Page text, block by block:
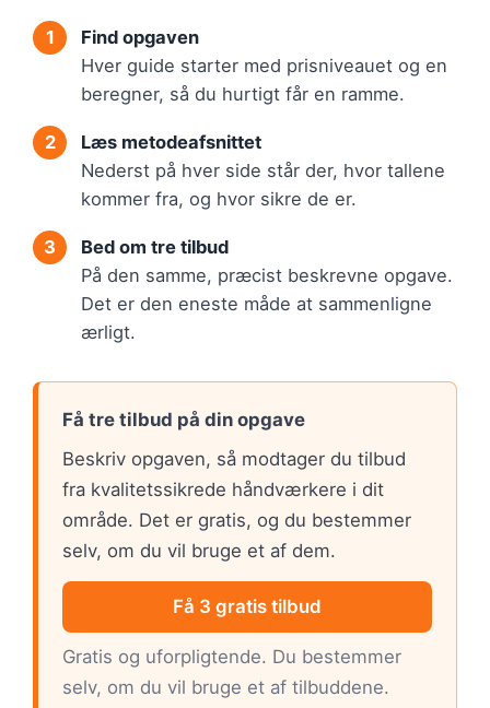
Find opgaven
Hver guide starter med prisniveauet og en
beregner, så du hurtigt får en ramme.
Læs metodeafsnittet
Nederst på hver side står der, hvor tallene
kommer fra, og hvor sikre de er.
Bed om tre tilbud
På den samme, præcist beskrevne opgave.
Det er den eneste måde at sammenligne
ærligt.
Få tre tilbud på din opgave
Beskriv opgaven, så modtager du tilbud
fra kvalitetssikrede håndværkere i dit
område. Det er gratis, og du bestemmer
selv, om du vil bruge et af dem.
Få 3 gratis tilbud
Gratis og uforpligtende. Du bestemmer
selv, om du vil bruge et af tilbuddene.